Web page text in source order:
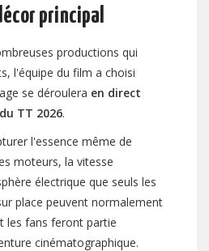
principal
productions qui
l'équipe du film a choisi
se déroulera en direct
TT 2026.
l'essence même de
moteurs, la vitesse
électrique que seuls les
place peuvent normalement
les fans feront partie
cinématographique.